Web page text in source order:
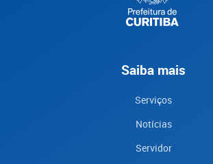
Saiba mais
Serviços
Notícias
Servidor